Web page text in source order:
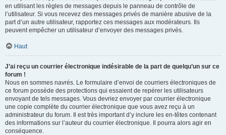
en utilisant les règles de messages depuis le panneau de contrôle de
l’utilisateur. Si vous recevez des messages privés de manière abusive de la
part d’un autre utilisateur, rapportez ces messages aux modérateurs. Ils
peuvent empêcher un utilisateur d’envoyer des messages privés.
Haut
J’ai reçu un courrier électronique indésirable de la part de quelqu’un sur ce
forum !
Nous en sommes navrés. Le formulaire d’envoi de courriers électroniques de
ce forum possède des protections qui essaient de repérer les utilisateurs
envoyant de tels messages. Vous devriez envoyer par courrier électronique
une copie complète du courrier électronique que vous avez reçu à un
administrateur du forum. Il est très important d’y inclure les en-têtes contenant
des informations sur l’auteur du courrier électronique. Il pourra alors agir en
conséquence.